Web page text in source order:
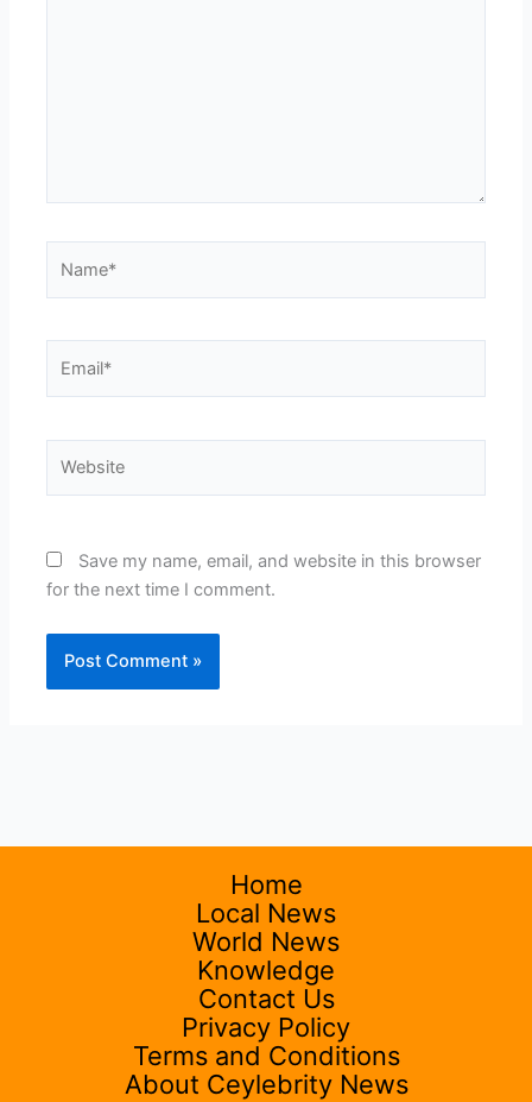
Save my name, email, and website in this browser
for the next time I comment.
Home
Local News
World News
Knowledge
Contact Us
Privacy Policy
Terms and Conditions
About Ceylebrity News